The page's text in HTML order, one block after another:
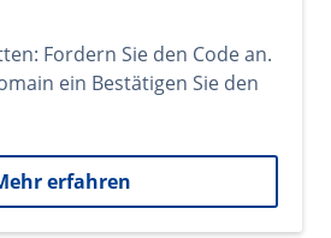
Fordern Sie den Code an.
ein Bestätigen Sie den
erfahren